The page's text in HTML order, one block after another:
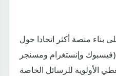
بناء منصة أكثر اتحادا حول
وإنستغرام ومسنجر